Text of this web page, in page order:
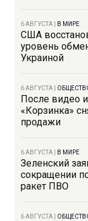
6 АВГУСТА В МИРЕ
США
уровень
Украиной
6 АВГУСТА
После видео
«Корзинка»
продажи
6 АВГУСТА В МИРЕ
Зеленский
сокращении
ракет ПВО
6 АВГУСТА